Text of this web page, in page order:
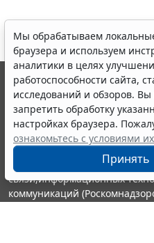
Мы обрабатываем
браузера и используем
аналитики в целях
работоспособности сайта,
исследований и обзоров.
запретить обработку
настройках браузера.
ознакомьтесь с условиями
Принять
© ООО "НПП "ГАРАНТ-
выпускается с 1990 года.
являются участниками
информации ГАРАНТ.
Портал ГАРАНТ.РУ
издания Федеральной
связи,информационных
коммуникаций